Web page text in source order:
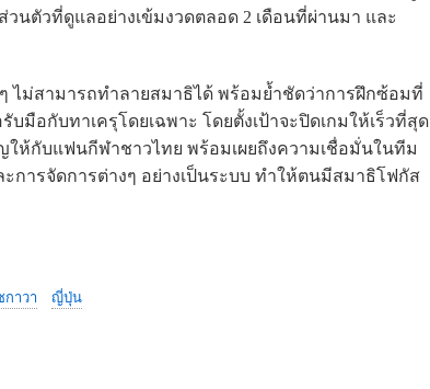
นตัวที่ดูแลอย่างเข้มงวดตลอด 2 เดือนที่ผ่านมา และ
ไม่สามารถทำลายสมาธิได้ พร้อมย้ำชัดว่าการฝึกซ้อมที่
มือกับทาเครุโดยเฉพาะ โดยตั้งเป้าจะปิดเกมให้เร็วที่สุด
ให้กับแฟนกีฬาชาวไทย พร้อมเผยถึงความเชื่อมั่นในทีม
การจัดการต่างๆ อย่างเป็นระบบ ทำให้ตนมีสมาธิโฟกัส
กาวา ญี่ปุ่น